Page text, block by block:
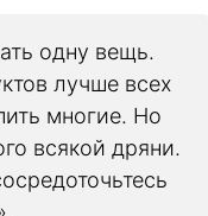
одну вещь.
лучше всех
многие. Но
всякой дряни.